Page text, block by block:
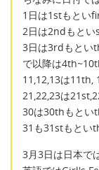
1日は1stもとい
2日は2ndもとい
3日は3rdもとい
で以降は
11,12,13は11th,
21,22,23は
30は30thもと
31も31stもとい
3月3日は日本で